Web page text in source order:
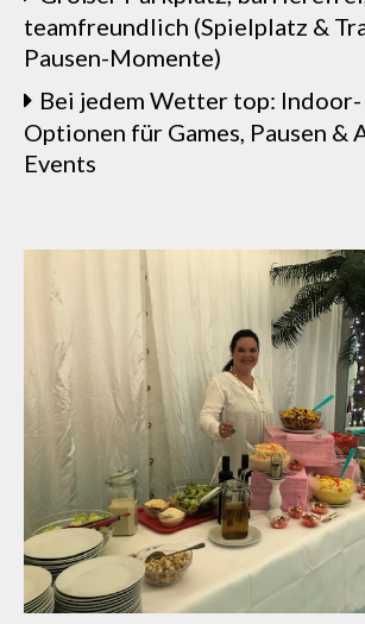
teamfreundlich (Spielplatz &
Pausen-Momente)
Bei jedem Wetter top:
Optionen für Games, Pausen &
Events